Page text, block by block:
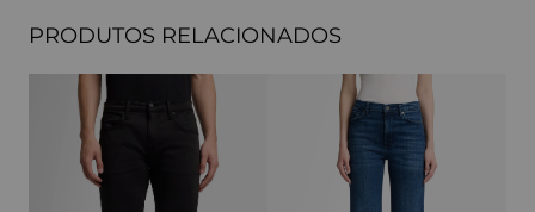
PRODUTOS RELACIONADOS